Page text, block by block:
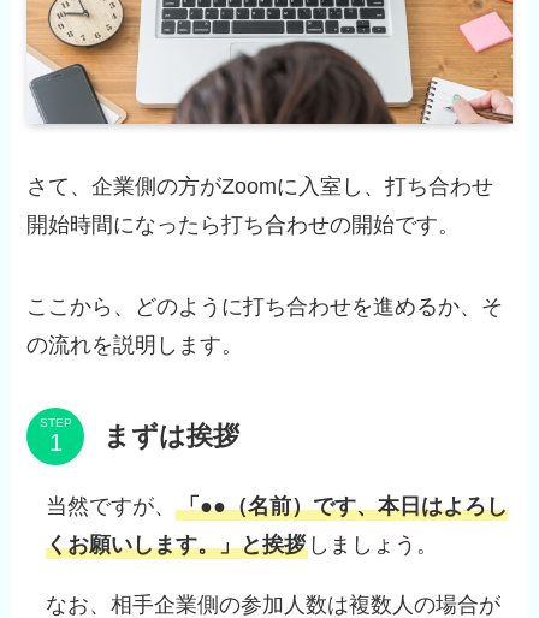
さて、企業側の方がZoomに入室し、打ち合わせ
開始時間になったら打ち合わせの開始です。
ここから、どのように打ち合わせを進めるか、そ
の流れを説明します。
STEP まずは挨拶
当然ですが、「●●（名前）です、本日はよろし
くお願いします。」と挨拶 しましょう。
なお、相手企業側の参加人数は複数人の場合が